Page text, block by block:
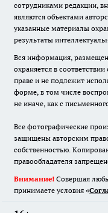
сотрудниками редакции,
являются объектами
указанные материалы
результаты
Вся информация,
охраняется в
праве и не подлежит
форме, в том числе
не иначе, как с
Все фотографические
защищены авторским
собственностью.
правообладателя
Внимание! Совершая
принимаете условия «